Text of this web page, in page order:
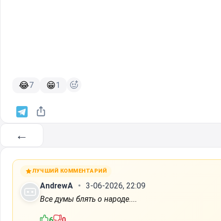
😂7 😁1
←
ЛУЧШИЙ КОММЕНТАРИЙ
AndrewA
3-06-2026, 22:09
Все думы блять о народе....